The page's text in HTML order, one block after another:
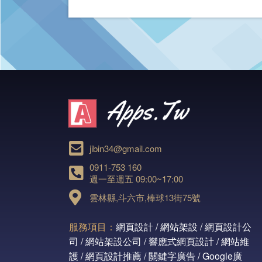
jibin34@gmail.com
0911-753 160
週一至週五 09:00~17:00
雲林縣,斗六市,棒球13街75號
服務項目： 網頁設計 / 網站架設 / 網頁設計公
司 / 網站架設公司 / 響應式網頁設計 / 網站維
護 / 網頁設計推薦 / 關鍵字廣告 / Google廣